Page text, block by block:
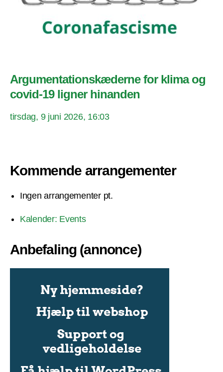
Argumentationskæderne for klima og
covid-19 ligner hinanden
tirsdag, 9 juni 2026, 16:03
Kommende arrangementer
Ingen arrangementer pt.
Kalender: Events
Anbefaling (annonce)